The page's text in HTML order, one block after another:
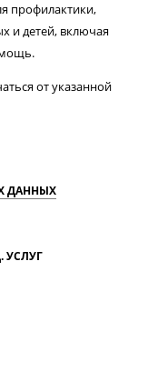
профилактики,
и детей, включая
от указанной
ДАННЫХ